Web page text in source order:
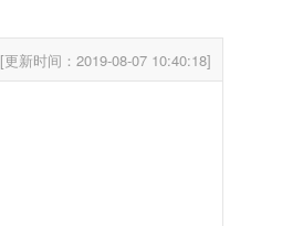
[更新时间：2019-08-07 10:40:18]